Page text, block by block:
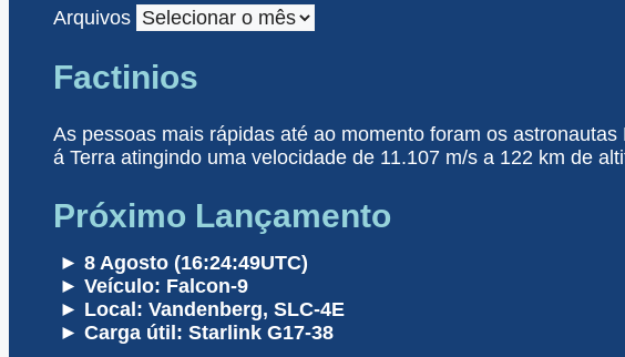
Arquivos
Factinios
As pessoas mais rápidas até ao momento foram os
á Terra atingindo uma velocidade de 11.107 m/s a 122 km de
Próximo Lançamento
► 8 Agosto (16:24:49UTC)
► Veículo: Falcon-9
► Local: Vandenberg, SLC-4E
► Carga útil: Starlink G17-38